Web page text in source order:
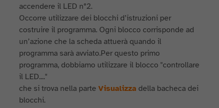
accendere il LED n°2.
Occorre utilizzare dei blocchi d’istruzioni per
costruire il programma. Ogni blocco corrisponde ad
un’azione che la scheda attuerà quando il
programma sarà avviato.Per questo primo
programma, dobbiamo utilizzare il blocco "controllare
il LED...."
che si trova nella parteVisualizza della bacheca dei
blocchi.